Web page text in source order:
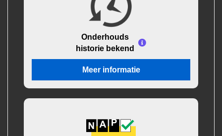
Onderhouds
historie bekend
Meer informatie